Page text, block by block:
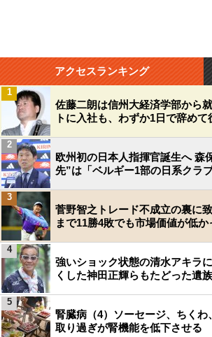
アクセスランキング
佐藤二朗は信州大経済学部から
トに入社も、わずか1日で辞めて
1
欧州初の日本人指揮官誕生へ 森
先”は「ベルギー1部の日系クラ
2
菅野智之トレード不成立の裏に
まで11勝4敗でも市場価値が低か
3
強いショック状態の清水アキラ
くした神田正輝らもたどった遺
4
腎臓病（4）ソーセージ、ちくわ
取り過ぎが腎機能を低下させる
5